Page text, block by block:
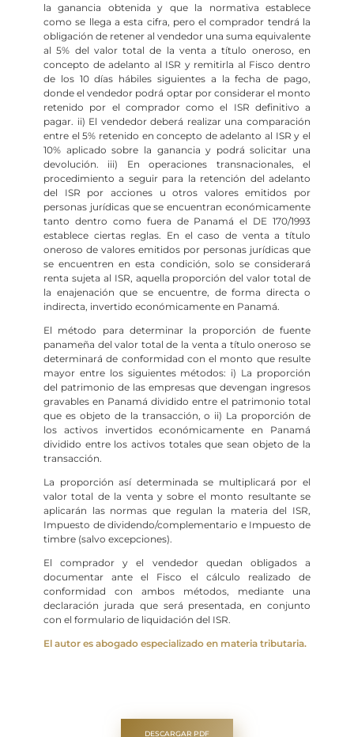
la ganancia obtenida y que la normativa establece
como se llega a esta cifra, pero el comprador tendrá la
obligación de retener al vendedor una suma equivalente
al 5% del valor total de la venta a título oneroso, en
concepto de adelanto al ISR y remitirla al Fisco dentro
de los 10 días hábiles siguientes a la fecha de pago,
donde el vendedor podrá optar por considerar el monto
retenido por el comprador como el ISR definitivo a
pagar. ii) El vendedor deberá realizar una comparación
entre el 5% retenido en concepto de adelanto al ISR y el
10% aplicado sobre la ganancia y podrá solicitar una
devolución. iii) En operaciones transnacionales, el
procedimiento a seguir para la retención del adelanto
del ISR por acciones u otros valores emitidos por
personas jurídicas que se encuentran económicamente
tanto dentro como fuera de Panamá el DE 170/1993
establece ciertas reglas. En el caso de venta a título
oneroso de valores emitidos por personas jurídicas que
se encuentren en esta condición, solo se considerará
renta sujeta al ISR, aquella proporción del valor total de
la enajenación que se encuentre, de forma directa o
indirecta, invertido económicamente en Panamá.
El método para determinar la proporción de fuente
panameña del valor total de la venta a título oneroso se
determinará de conformidad con el monto que resulte
mayor entre los siguientes métodos: i) La proporción
del patrimonio de las empresas que devengan ingresos
gravables en Panamá dividido entre el patrimonio total
que es objeto de la transacción, o ii) La proporción de
los activos invertidos económicamente en Panamá
dividido entre los activos totales que sean objeto de la
transacción.
La proporción así determinada se multiplicará por el
valor total de la venta y sobre el monto resultante se
aplicarán las normas que regulan la materia del ISR,
Impuesto de dividendo/complementario e Impuesto de
timbre (salvo excepciones).
El comprador y el vendedor quedan obligados a
documentar ante el Fisco el cálculo realizado de
conformidad con ambos métodos, mediante una
declaración jurada que será presentada, en conjunto
con el formulario de liquidación del ISR.
El autor es abogado especializado en materia tributaria.
DESCARGAR PDF